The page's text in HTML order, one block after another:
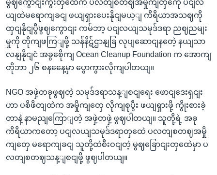
မွဈကွောငျးကွီးတှထေဲက ပလတျစတဈအမှိုကျတှကေို ပငျလ
ယျထဲမရောကျခငျ ဖယျရှားပေးနိုငျမယ့ျ ကိရိယာအသဈကို
ထှငျနိုငျပွီဖွဈကွောငျး ကမ်ဘာ့ ပငျလယျသမုဒ်ဒရာ ညဈညမျး
မှုကို တိုကျဖကြျဖို့ သန်နိဋ်ဌာနျခြ လုပျဆောငျနတေဲ့ နယျသာ
လနျနိုငျငံ အခွစေိုကျ Ocean Cleanup Foundation က အောကျ
တိုဘာ ၂၆ စနနေေ့မှာ ပွောကွားလိုကျပါတယျ။
NGO အဖှဲ့တခုဖွဈတဲ့ သမုဒ်ဒရာသန့ျစငျရေး ဖောငျဒေးရှငျး
ဟာ ပစိဖိတျထဲက အမှိုကျတှေ လိုကျစုပွီး ဖယျရှားဖို့ ကွိုးစားခဲ့
တာနဲ့ နာမညျကြောျတဲ့ အဖှဲ့တဖှဲ့ ဖွဈပါတယျ။ သူတို့ရဲ့ အခု
ကိရိယာကတော့ ပငျလယျသမုဒ်ဒရာတှထေဲ ပလတျစတဈအမှို
ကျတှေ မရောကျခငျ သူတို့ထဲစီးဝငျတဲ့ မွဈခြောငျးတှထေဲမှာ ပ
လတျစတဈသန့ျစငျဖို့ ဖွဈပါတယျ။